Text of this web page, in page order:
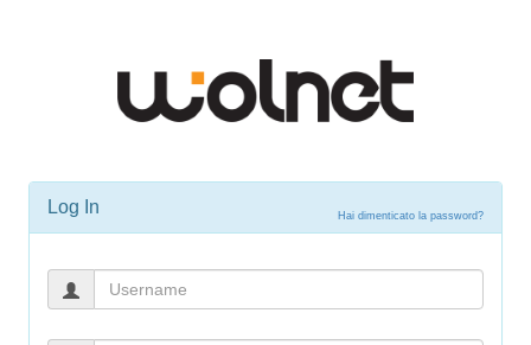
Log In Hai dimenticato la password?